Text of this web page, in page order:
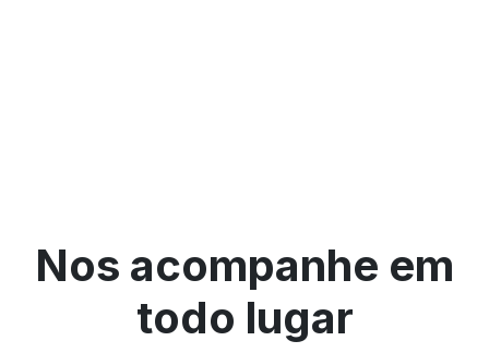
Nos acompanhe em
todo lugar